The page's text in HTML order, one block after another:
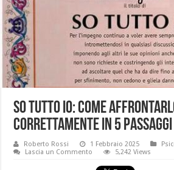
So tutto io: come
correttamente in 5 passaggi
Roberto Rossi 1 Febbraio 2025
Lascia un Commento
5,242 Views